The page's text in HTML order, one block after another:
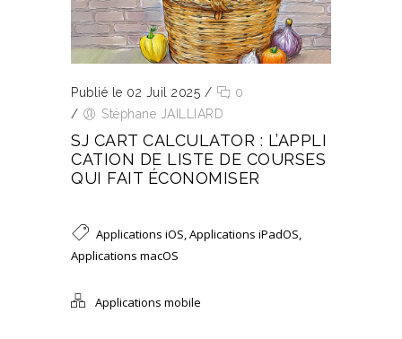
Publié le 02 Juil 2025 /
0
/
Stéphane JAILLIARD
SJ CART CALCULATOR : L’APPLI
CATION DE LISTE DE COURSES
QUI FAIT ÉCONOMISER
Applications iOS,Applications iPadOS,
Applications macOS
Applications mobile